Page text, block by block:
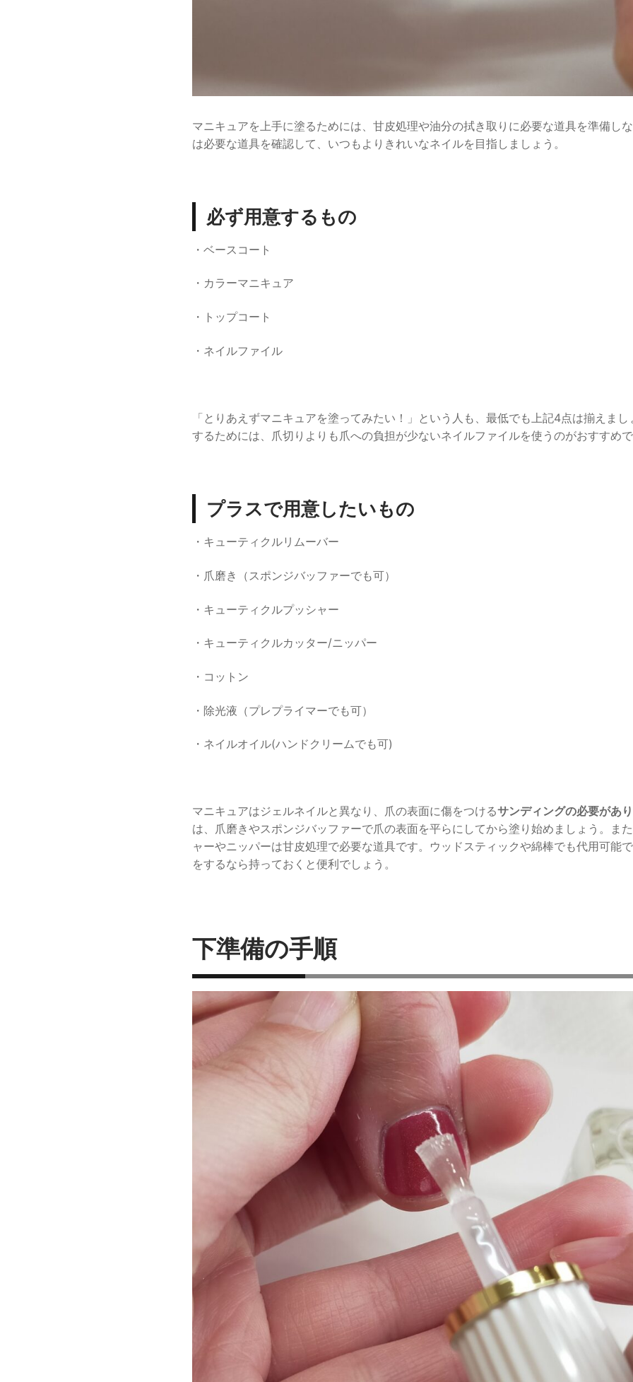
マニキュアを上手に塗るためには、甘皮処理や油分の拭き取りに必要な道具を準備し
は必要な道具を確認して、いつもよりきれいなネイルを目指しましょう。
必ず用意するもの
・ベースコート
・カラーマニキュア
・トップコート
・ネイルファイル
「とりあえずマニキュアを塗ってみたい！」という人も、最低でも上記4点は揃えま
するためには、爪切りよりも爪への負担が少ないネイルファイルを使うのがおすすめ
プラスで用意したいもの
・キューティクルリムーバー
・爪磨き（スポンジバッファーでも可）
・キューティクルプッシャー
・キューティクルカッター/ニッパー
・コットン
・除光液（プレプライマーでも可）
・ネイルオイル(ハンドクリームでも可)
マニキュアはジェルネイルと異なり、爪の表面に傷をつけるサンディングの必要があ
は、爪磨きやスポンジバッファーで爪の表面を平らにしてから塗り始めましょう。
ま
ャーやニッパーは甘皮処理で必要な道具です。ウッドスティックや綿棒でも代用可能
をするなら持っておくと便利でしょう。
下準備の手順